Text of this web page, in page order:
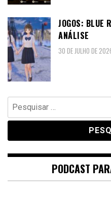
JOGOS: BLUE
ANÁLISE
30 DE JULHO DE
Pesquisar
por:
PODCAST